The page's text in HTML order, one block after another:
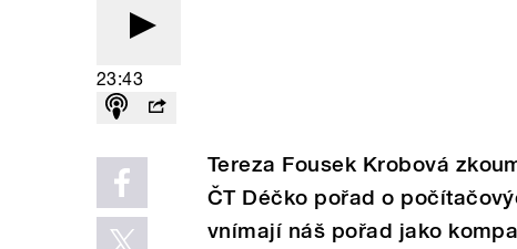
23:43
Tereza Fousek Krobová
ČT Déčko pořad o
vnímají náš pořad jako